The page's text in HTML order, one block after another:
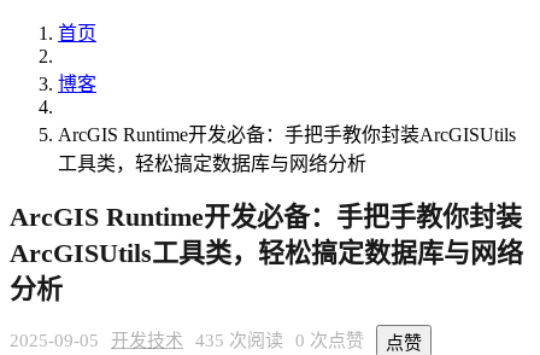
首页
博客
ArcGIS Runtime开发必备：手把手教你封装ArcGISUtils
工具类，轻松搞定数据库与网络分析
ArcGIS Runtime开发必备：手把手教你封装
ArcGISUtils工具类，轻松搞定数据库与网络
分析
2025-09-05 开发技术 435 次阅读 0 次点赞 点赞